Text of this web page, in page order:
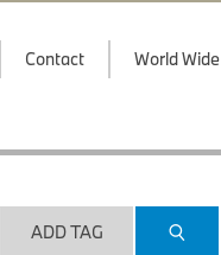
Contact World Wide
ADD TAG